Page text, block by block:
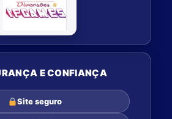
E CONFIANÇA
Site seguro